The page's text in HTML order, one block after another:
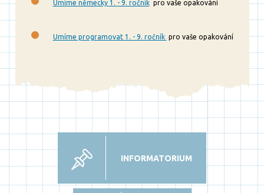
Umíme německy 1. - 9. ročníkpro vaše opakování
Umíme programovat 1. - 9. ročník pro vaše opakování
INFORMATORIUM